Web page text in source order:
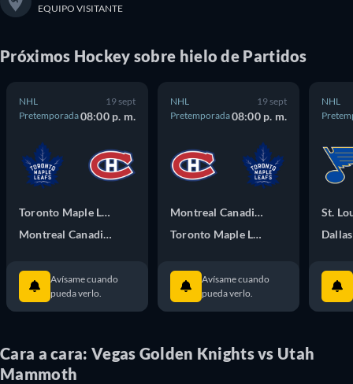
EQUIPO VISITANTE
Próximos Hockey sobre hielo de Partidos
NHL
Pretemporada
19 sept
08:00 p. m.
Toronto Maple Leafs
Montreal Canadiens
Avísame cuando
pueda verlo.
NHL
Pretemporada
19 sept
08:00 p. m.
Montreal Canadiens
Toronto Maple Leafs
Avísame cuando
pueda verlo.
NHL
St.
Cara a cara: Vegas Golden Knights vs Utah
Mammoth